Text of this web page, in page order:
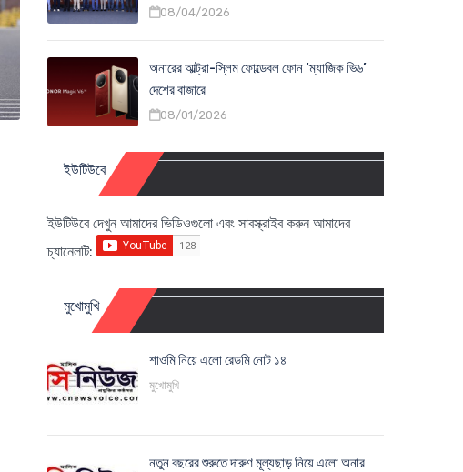
08/04/2026
অনারের আল্ট্রা-স্লিম ফোল্ডেবল ফোন ‘ম্যাজিক ভি৬’
দেশের বাজারে
08/01/2026
ইউটিউবে
ইউটিউবে দেখুন আমাদের ভিডিওগুলো এবং সাবস্ক্রাইব করুন আমাদের
চ্যানেলটি:
মুখোমুখি
শাওমি নিয়ে এলো রেডমি নোট ১৪
মুখোমুখি
নতুন বছরের শুরুতে দারুণ মূল্যছাড় নিয়ে এলো অনার